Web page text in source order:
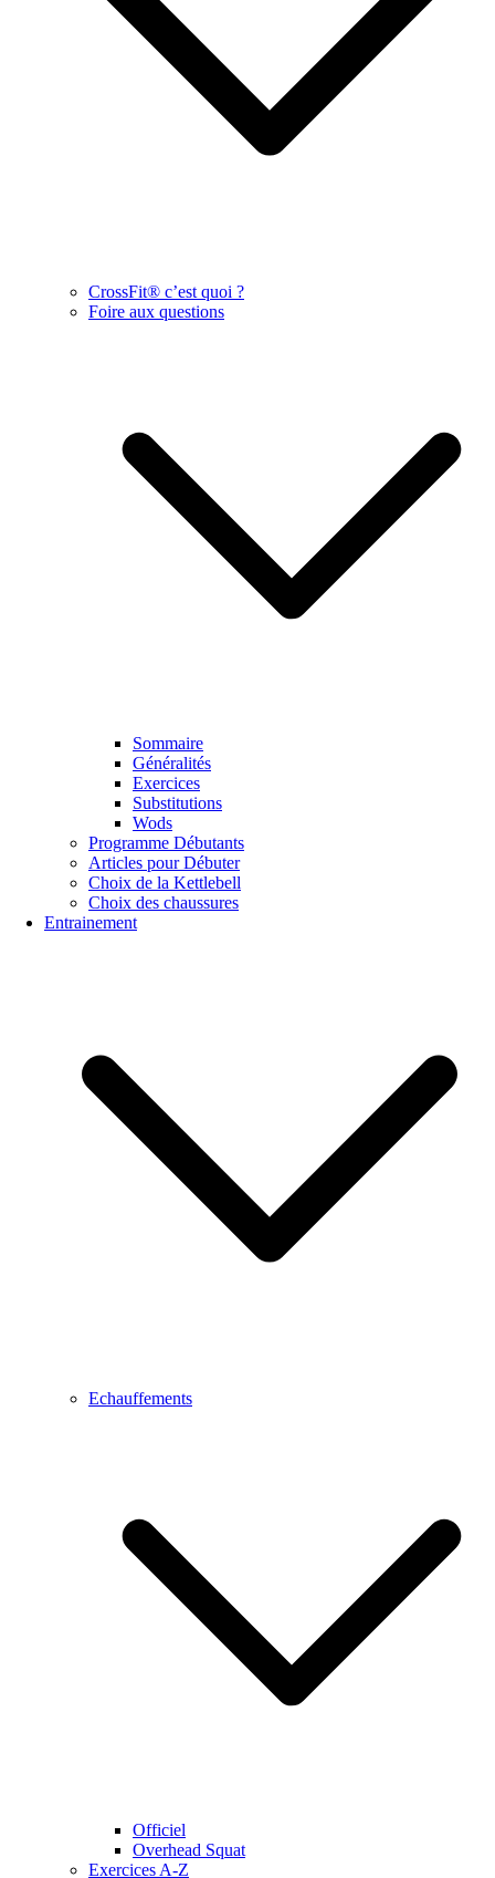
CrossFit® c’est quoi ?
Foire aux questions
Sommaire
Généralités
Exercices
Substitutions
Wods
Programme Débutants
Articles pour Débuter
Choix de la Kettlebell
Choix des chaussures
Entrainement
Echauffements
Officiel
Overhead Squat
Exercices A-Z